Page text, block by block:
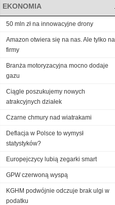
EKONOMIA
50 mln zł na innowacyjne drony
Amazon otwiera się na nas. Ale tylko na
firmy
Branża motoryzacyjna mocno dodaje
gazu
Ciągle poszukujemy nowych
atrakcyjnych działek
Czarne chmury nad wiatrakami
Deflacja w Polsce to wymysł
statystyków?
Europejczycy lubią zegarki smart
GPW czerwoną wyspą
KGHM podwójnie odczuje brak ulgi w
podatku